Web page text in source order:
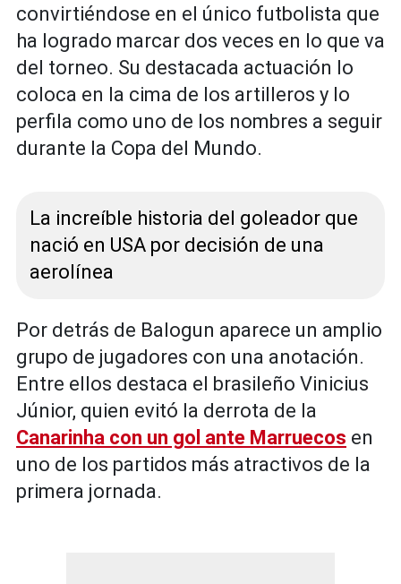
convirtiéndose en el único futbolista que
ha logrado marcar dos veces en lo que va
del torneo. Su destacada actuación lo
coloca en la cima de los artilleros y lo
perfila como uno de los nombres a seguir
durante la Copa del Mundo.
La increíble historia del goleador que
nació en USA por decisión de una
aerolínea
Por detrás de Balogun aparece un amplio
grupo de jugadores con una anotación.
Entre ellos destaca el brasileño Vinicius
Júnior, quien evitó la derrota de la
Canarinha con un gol ante Marruecos en
uno de los partidos más atractivos de la
primera jornada.